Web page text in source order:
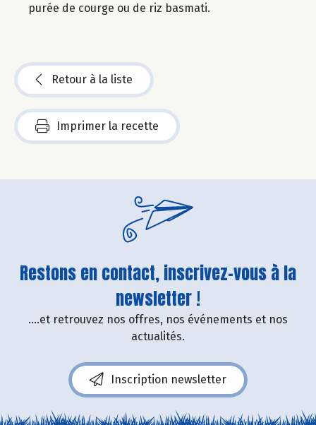
purée de courge ou de riz basmati.
Retour à la liste
Imprimer la recette
Restons en contact, inscrivez-vous à la
newsletter !
....et retrouvez nos offres, nos événements et nos
actualités.
Inscription newsletter